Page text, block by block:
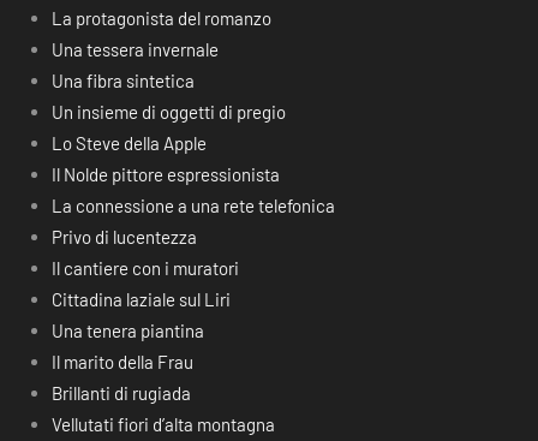
La protagonista del romanzo
Una tessera invernale
Una fibra sintetica
Un insieme di oggetti di pregio
Lo Steve della Apple
Il Nolde pittore espressionista
La connessione a una rete telefonica
Privo di lucentezza
Il cantiere con i muratori
Cittadina laziale sul Liri
Una tenera piantina
Il marito della Frau
Brillanti di rugiada
Vellutati fiori d’alta montagna